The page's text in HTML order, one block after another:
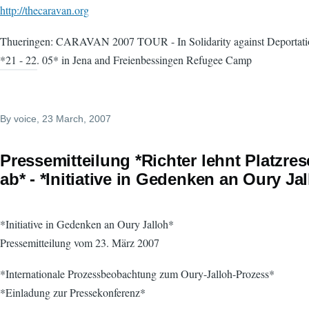
http://thecaravan.org
Thueringen: CARAVAN 2007 TOUR - In Solidarity against
*21 - 22. 05* in Jena and Freienbessingen Refugee Camp
By voice , 23 March, 2007
Pressemitteilung *Richter lehnt
ab* - *Initiative in Gedenken an Oury
*Initiative in Gedenken an Oury Jalloh*
Pressemitteilung vom 23. März 2007
*Internationale Prozessbeobachtung zum Oury-Jalloh-Prozess*
*Einladung zur Pressekonferenz*